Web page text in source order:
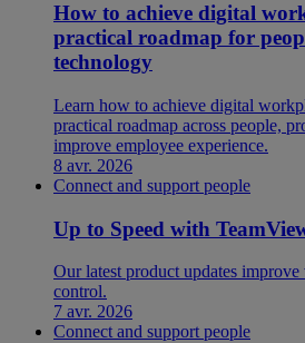
How to achieve digital
practical roadmap for
technology
Learn how to achieve digital
practical roadmap across people,
improve employee experience.
8 avr. 2026
Connect and support people
Up to Speed with
Our latest product updates
control.
7 avr. 2026
Connect and support people